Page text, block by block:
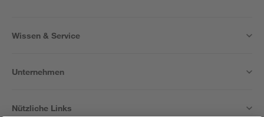
Wissen & Service
Unternehmen
Nützliche Links